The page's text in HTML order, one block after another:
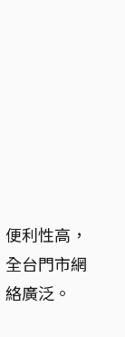
便利性高，
全台門市網
絡廣泛。